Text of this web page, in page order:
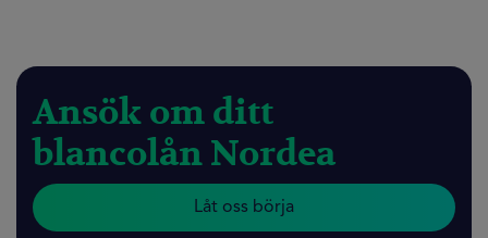
Ansök om ditt
blancolån Nordea
Låt oss börja